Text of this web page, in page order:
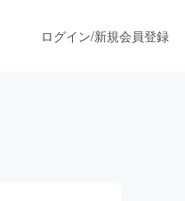
ログイン/新規会員登録